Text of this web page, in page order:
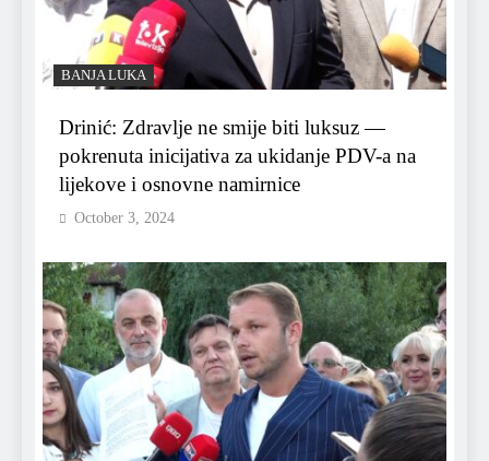
BANJA LUKA
Drinić: Zdravlje ne smije biti luksuz —
pokrenuta inicijativa za ukidanje PDV-a na
lijekove i osnovne namirnice
October 3, 2024